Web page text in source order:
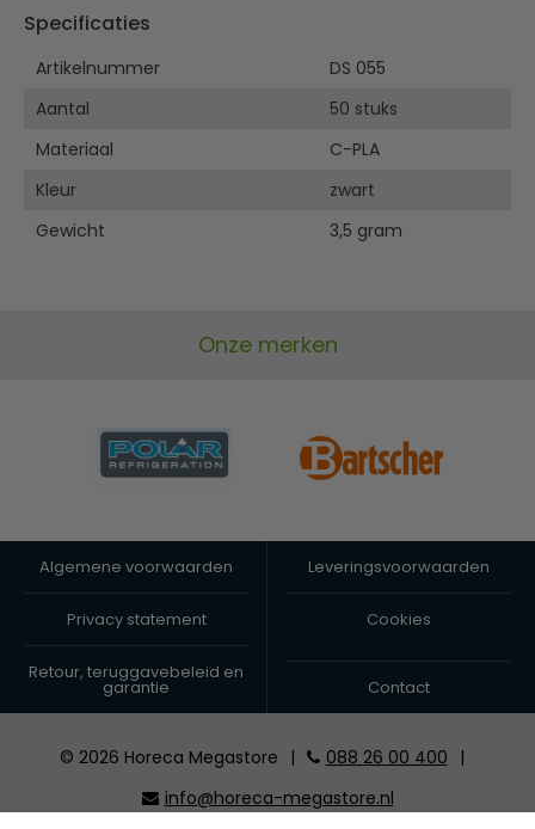
voorkomen en houden thee, koffie en warme
chocolademelk langer warm.
CPLA is een sterkere en hittebestendigere vorm van
Volledig composteerbaar binnen 12 weken in een
industriële composteerinstallatie
Een milieuvriendelijk alternatief voor plastic op oliebasis
plastic alternatieven
Specificaties
Artikelnummer
DS 055
Aantal
50 stuks
Materiaal
C-PLA
Kleur
zwart
Gewicht
3,5 gram
Onze merken
Algemene voorwaarden Leveringsvoorwaarden
Privacy statement Cookies
Retour, teruggavebeleid en
garantie Contact
© 2026 Horeca Megastore | 088 26 00 400
|
info@horeca-megastore.nl